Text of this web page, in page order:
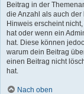
Beitrag in der
die Anzahl als auch
Hinweis erscheint
hat oder wenn ein
hat. Diese können
warum dein Beitrag
einen Beitrag nicht
hat.
Nach oben